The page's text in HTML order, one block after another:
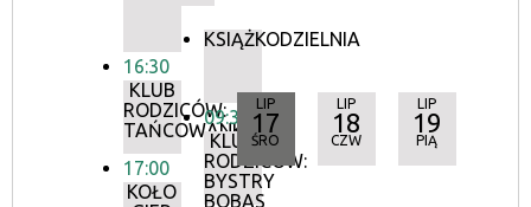
16:30
KLUB
RODZICÓW:
TAŃCOWANKI
17:00
KOŁO
KSIĄŻKODZIELNIA
09:30
KLUB
RODZICÓW:
BYSTRY
BOBAS
LIP
17
ŚRO
LIP
18
CZW
LIP
19
PIĄ